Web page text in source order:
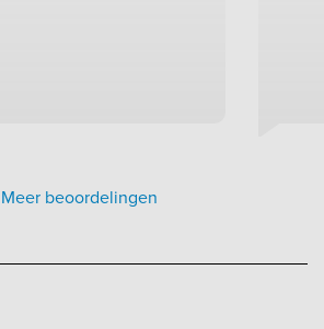
Meer beoordelingen